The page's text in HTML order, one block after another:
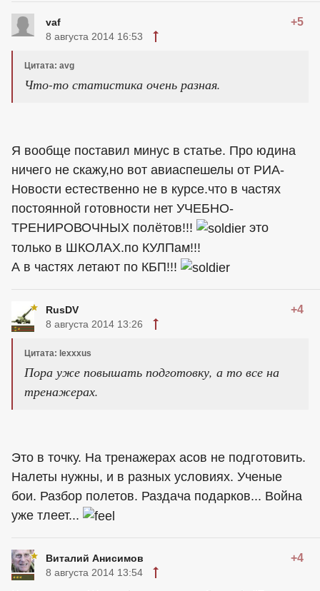
vaf +5
8 августа 2014 16:53
Цитата: avg
Что-то статистика очень разная.
Я вообще поставил минус в статье. Про юдина
ничего не скажу,но вот авиаспешелы от РИА-
Новости естественно не в курсе.что в частях
постоянной готовности нет УЧЕБНО-
ТРЕНИРОВОЧНЫХ полётов!!!
это
только в ШКОЛАХ.по КУЛПам!!!
А в частях летают по КБП!!!
RusDV +4
8 августа 2014 13:26
Цитата: lexxxus
Пора уже повышать подготовку, а то все на
тренажерах.
Это в точку. На тренажерах асов не подготовить.
Налеты нужны, и в разных условиях. Ученые
бои. Разбор полетов. Раздача подарков... Война
уже тлеет...
Виталий Анисимов +4
8 августа 2014 13:54